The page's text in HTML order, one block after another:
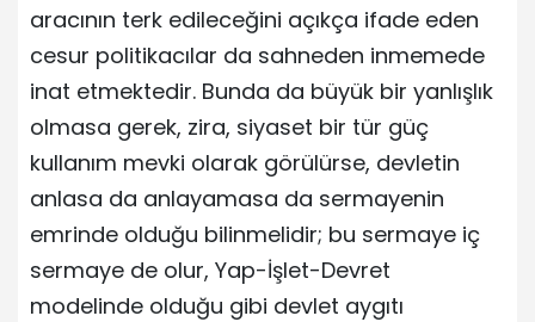
aracının terk edileceğini açıkça ifade eden
cesur politikacılar da sahneden inmemede
inat etmektedir. Bunda da büyük bir yanlışlık
olmasa gerek, zira, siyaset bir tür güç
kullanım mevki olarak görülürse, devletin
anlasa da anlayamasa da sermayenin
emrinde olduğu bilinmelidir; bu sermaye iç
sermaye de olur, Yap-İşlet-Devret
modelinde olduğu gibi devlet aygıtı